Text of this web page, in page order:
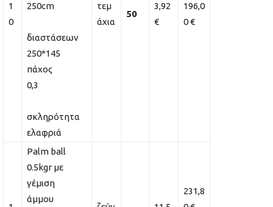
1
0
250cm
διαστάσεων
250*145
πάχος
0,3
σκληρότητα
ελαφριά
τεμ
άχια
50
3,92
€
196,0
0 €
Palm ball
0.5kgr με
γέμιση
άμμου
231,8